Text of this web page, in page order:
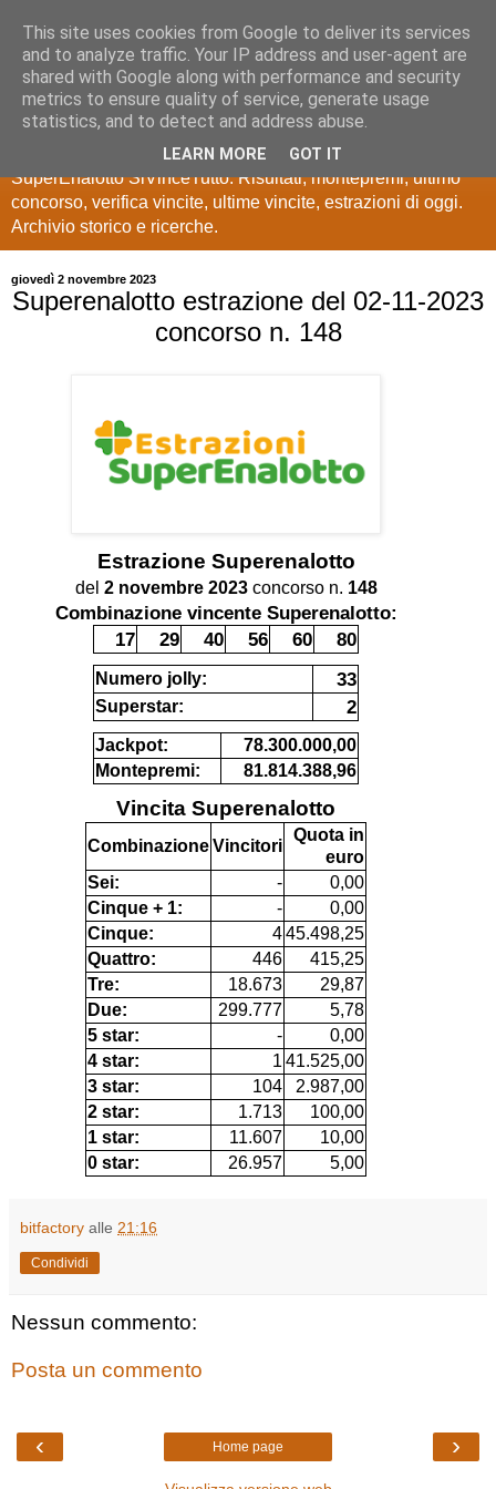
Estrazioni Lotto
SuperEnalotto
Ultime estrazioni di Lotto, SuperEnalotto, 10 e lotto,
SuperEnalotto SiVinceTutto. Risultati, montepremi, ultimo
concorso, verifica vincite, ultime vincite, estrazioni di oggi.
Archivio storico e ricerche.
giovedì 2 novembre 2023
Superenalotto estrazione del 02-11-2023
concorso n. 148
Estrazione Superenalotto
del 2 novembre 2023concorso n. 148
Combinazione vincente Superenalotto:
17
29 40 56 60 80
Numero jolly: 33
Superstar: 2
Jackpot:
78.300.000,00
Montepremi:
81.814.388,96
Vincita Superenalotto
CombinazioneVincitori
Quota in
euro
Sei:
-
0,00
Cinque + 1:
-
0,00
Cinque:
445.498,25
Quattro:
446
415,25
Tre:
18.673
29,87
Due:
299.777
5,78
5 star:
-
0,00
4 star:
1 41.525,00
3 star:
104
2.987,00
2 star:
1.713
100,00
1 star:
11.607
10,00
0 star:
26.957 5,00
bitfactory alle 21:16
Condividi
Nessun commento:
Posta un commento
‹ ›
Home page
This site uses cookies from Google to deliver its services
and to analyze traffic. Your IP address and user-agent are
shared with Google along with performance and security
metrics to ensure quality of service, generate usage
statistics, and to detect and address abuse.
LEARN MORE GOT IT